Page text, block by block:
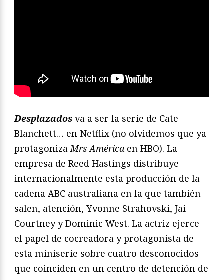
Desplazados va a ser la serie de Cate
Blanchett… en Netflix (no olvidemos que ya
protagonizaMrs América en HBO). La
empresa de Reed Hastings distribuye
internacionalmente esta producción de la
cadena ABC australiana en la que también
salen, atención, Yvonne Strahovski, Jai
Courtney y Dominic West. La actriz ejerce
el papel de cocreadora y protagonista de
esta miniserie sobre cuatro desconocidos
que coinciden en un centro de detención de